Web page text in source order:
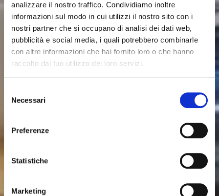
analizzare il nostro traffico. Condividiamo inoltre
informazioni sul modo in cui utilizzi il nostro sito con i
nostri partner che si occupano di analisi dei dati web,
pubblicità e social media, i quali potrebbero combinarle
con altre informazioni che hai fornito loro o che hanno
raccolto dal tuo utilizzo dei loro servizi.
delNecessari
Preferenze
Statistiche
Marketing